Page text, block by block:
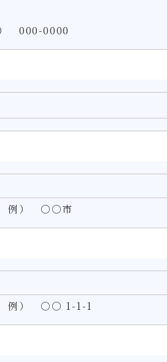
000-0000
例） ○○市
例） ○○ 1-1-1